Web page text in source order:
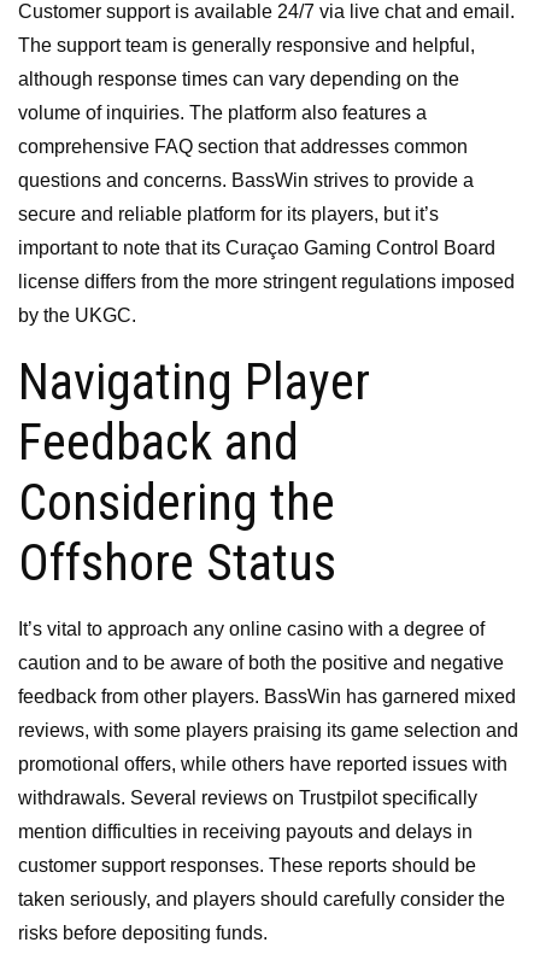
Customer support is available 24/7 via live chat and email.
The support team is generally responsive and helpful,
although response times can vary depending on the
volume of inquiries. The platform also features a
comprehensive FAQ section that addresses common
questions and concerns. BassWin strives to provide a
secure and reliable platform for its players, but it’s
important to note that its Curaçao Gaming Control Board
license differs from the more stringent regulations imposed
by the UKGC.
Navigating Player
Feedback and
Considering the
Offshore Status
It’s vital to approach any online casino with a degree of
caution and to be aware of both the positive and negative
feedback from other players. BassWin has garnered mixed
reviews, with some players praising its game selection and
promotional offers, while others have reported issues with
withdrawals. Several reviews on Trustpilot specifically
mention difficulties in receiving payouts and delays in
customer support responses. These reports should be
taken seriously, and players should carefully consider the
risks before depositing funds.